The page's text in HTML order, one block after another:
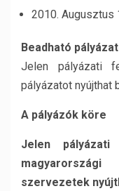
2010. Augusztus
Beadható
Jelen pályázati
pályázatot nyújthat
A pályázók köre
Jelen
szervezetek